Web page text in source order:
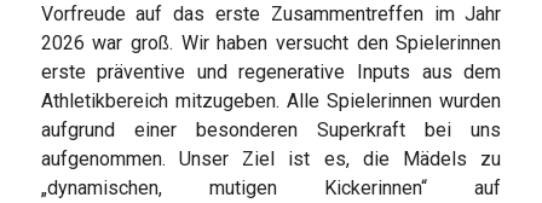
Vorfreude auf das erste Zusammentreffen im Jahr
2026 war groß. Wir haben versucht den Spielerinnen
erste präventive und regenerative Inputs aus dem
Athletikbereich mitzugeben. Alle Spielerinnen wurden
aufgrund einer besonderen Superkraft bei uns
aufgenommen. Unser Ziel ist es, die Mädels zu
„dynamischen, mutigen Kickerinnen“ auf